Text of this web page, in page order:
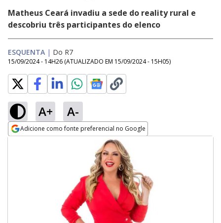
Matheus Ceará invadiu a sede do reality rural e
descobriu três participantes do elenco
ESQUENTA | Do R7
15/09/2024 - 14H26 (ATUALIZADO EM 15/09/2024 - 15H05)
A+ A-
Adicione como fonte preferencial no Google